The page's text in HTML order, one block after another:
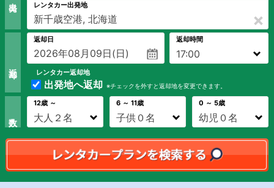
レンタカー出発地
×
返却日 返却時間
レンタカー返却地
出発地へ返却 ※チェックを外すと返却地を変更できます。
12歳 ～ 6 ～ 11歳 0 ～ 5歳